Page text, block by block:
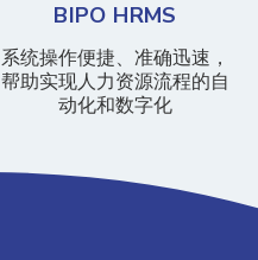
BIPO HRMS
系统操作便捷、准确迅速，
帮助实现人力资源流程的自
动化和数字化